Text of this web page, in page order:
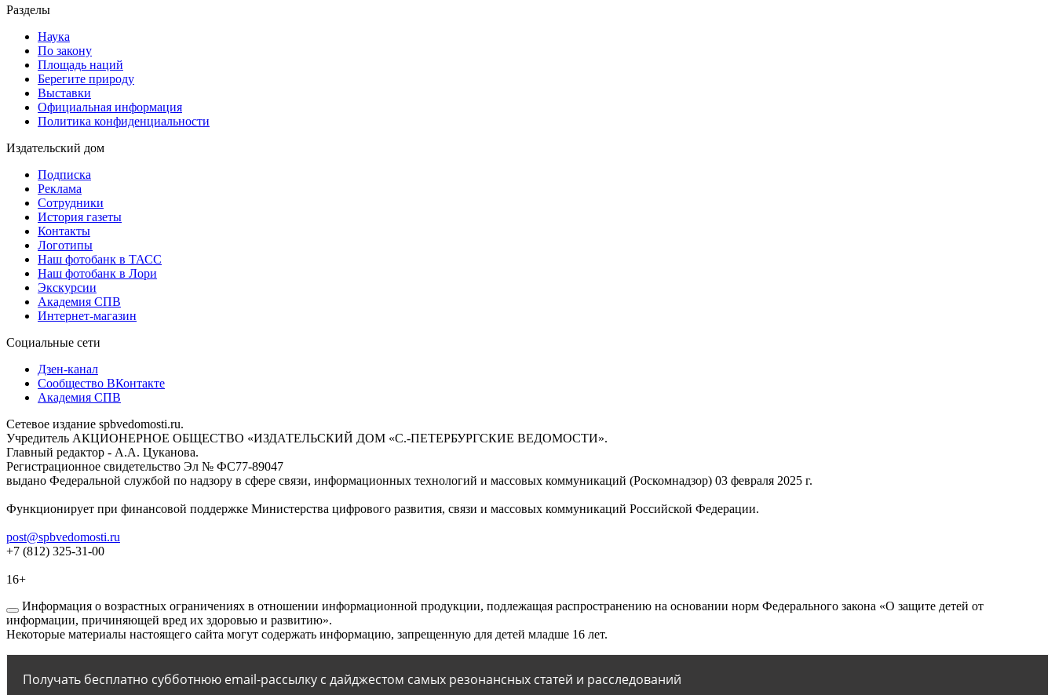
Разделы
Наука
По закону
Площадь наций
Берегите природу
Выставки
Официальная информация
Политика конфиденциальности
Издательский дом
Подписка
Реклама
Сотрудники
История газеты
Контакты
Логотипы
Наш фотобанк в ТАСС
Наш фотобанк в Лори
Экскурсии
Академия СПВ
Интернет-магазин
Социальные сети
Дзен-канал
Сообщество ВКонтакте
Академия СПВ
Сетевое издание spbvedomosti.ru.
Учредитель АКЦИОНЕРНОЕ ОБЩЕСТВО «ИЗДАТЕЛЬСКИЙ ДОМ «С.-ПЕТЕРБУРГСКИЕ ВЕДОМОСТИ».
Главный редактор - А.А. Цуканова.
Регистрационное свидетельство Эл № ФС77-89047
выдано Федеральной службой по надзору в сфере связи, информационных технологий и массовых коммуникаций (Роскомнадзор) 03 февраля 2025 г.
Функционирует при финансовой поддержке Министерства цифрового развития, связи и массовых коммуникаций Российской Федерации.
post@spbvedomosti.ru
+7 (812) 325-31-00
16+
Информация о возрастных ограничениях в отношении информационной продукции, подлежащая распространению на основании норм Федерального закона «О защите детей от
информации, причиняющей вред их здоровью и развитию».
Некоторые материалы настоящего сайта могут содержать информацию, запрещенную для детей младше 16 лет.
Получать бесплатно субботнюю email-рассылку с дайджестом самых резонансных статей и расследований